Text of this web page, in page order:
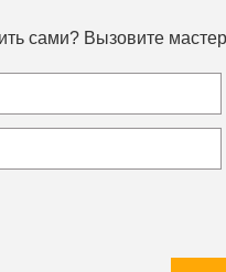
сами? Вызовите